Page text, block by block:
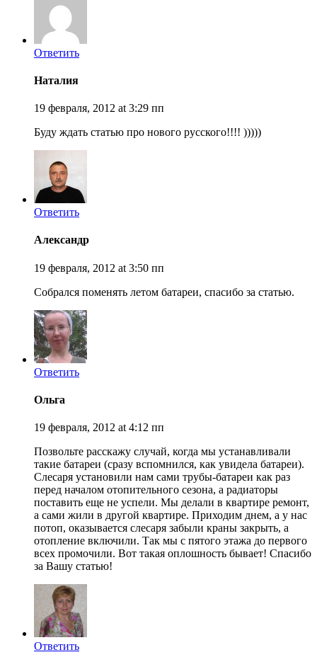
Ответить
Наталия
19 февраля, 2012 at 3:29 пп
Буду ждать статью про нового русского!!!! )))))
Ответить
Александр
19 февраля, 2012 at 3:50 пп
Собрался поменять летом батареи, спасибо за статью.
Ответить
Ольга
19 февраля, 2012 at 4:12 пп
Позвольте расскажу случай, когда мы устанавливали
такие батареи (сразу вспомнился, как увидела батареи).
Слесаря установили нам сами трубы-батареи как раз
перед началом отопительного сезона, а радиаторы
поставить еще не успели. Мы делали в квартире ремонт,
а сами жили в другой квартире. Приходим днем, а у нас
потоп, оказывается слесаря забыли краны закрыть, а
отопление включили. Так мы с пятого этажа до первого
всех промочили. Вот такая оплошность бывает! Спасибо
за Вашу статью!
Ответить